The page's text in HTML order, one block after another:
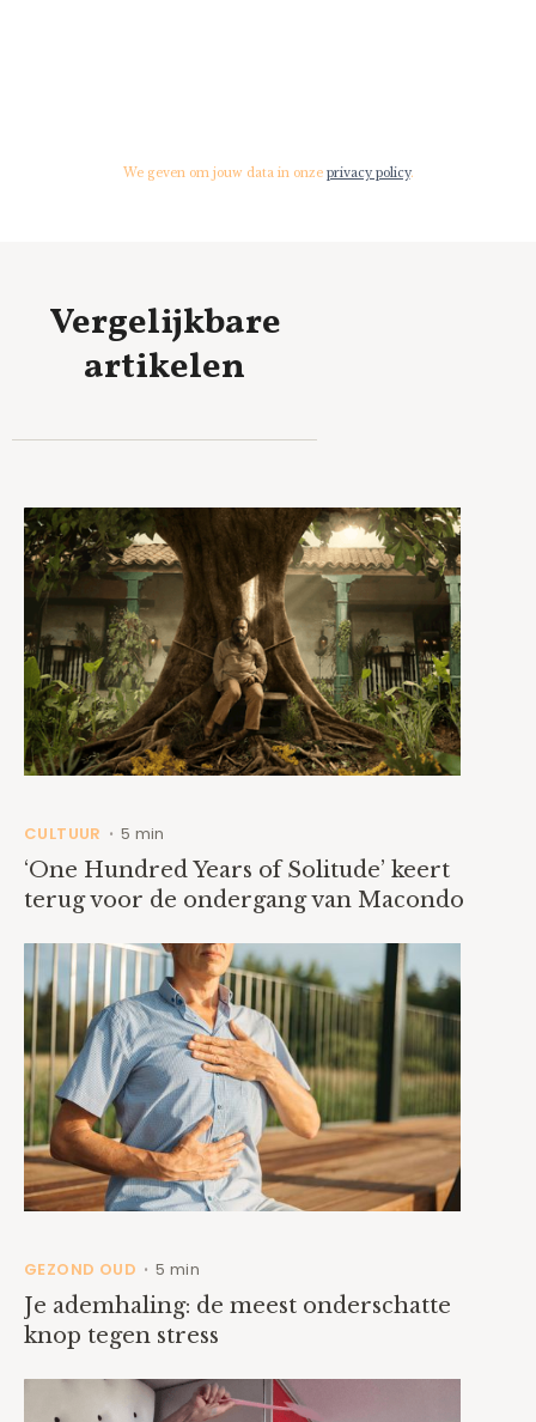
We geven om jouw data in onze privacy policy.
Vergelijkbare
artikelen
CULTUUR • 5 min
‘One Hundred Years of Solitude’ keert
terug voor de ondergang van Macondo
GEZOND OUD • 5 min
Je ademhaling: de meest onderschatte
knop tegen stress